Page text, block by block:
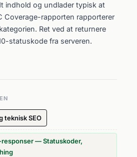
indhold og undlader typisk at
Coverage-rapporten rapporterer
Ret ved at returnere
statuskode fra serveren.
teknisk SEO
— Statuskoder,